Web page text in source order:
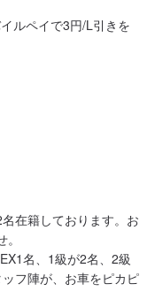
ルペイで3円/L引きを
在籍しております。お
名、1級が2名、2級
フ陣が、お車をピカピ